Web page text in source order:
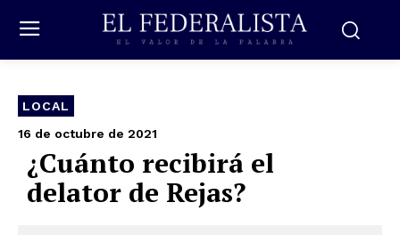
LOCAL
16 de octubre de 2021
¿Cuánto recibirá el
delator de Rejas?